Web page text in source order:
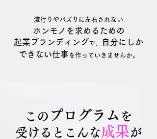
流行りやバ ズり に左右されない
ホンモノを求めるための
起業ブランディ ングで、 自分にしか
できない仕事 を作って いきませんか。
この プログラム を
受けるとこ んな 成果が